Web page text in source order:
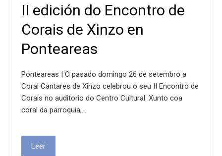
II edición do Encontro de
Corais de Xinzo en
Ponteareas
Ponteareas | O pasado domingo 26 de setembro a
Coral Cantares de Xinzo celebrou o seu II Encontro de
Corais no auditorio do Centro Cultural. Xunto coa
coral da parroquia,…
Leer